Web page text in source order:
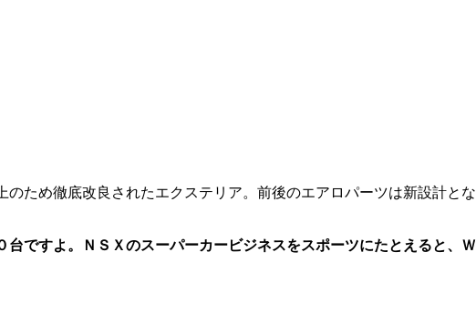
のため徹底改良されたエクステリア。前後のエアロパーツは新設計とな
ですよ。ＮＳＸのスーパーカービジネスをスポーツにたとえると、Ｗ